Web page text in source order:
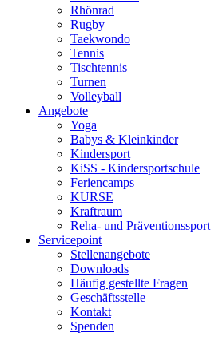
Rhönrad
Rugby
Taekwondo
Tennis
Tischtennis
Turnen
Volleyball
Angebote
Yoga
Babys & Kleinkinder
Kindersport
KiSS - Kindersportschule
Feriencamps
KURSE
Kraftraum
Reha- und Präventionssport
Servicepoint
Stellenangebote
Downloads
Häufig gestellte Fragen
Geschäftsstelle
Kontakt
Spenden